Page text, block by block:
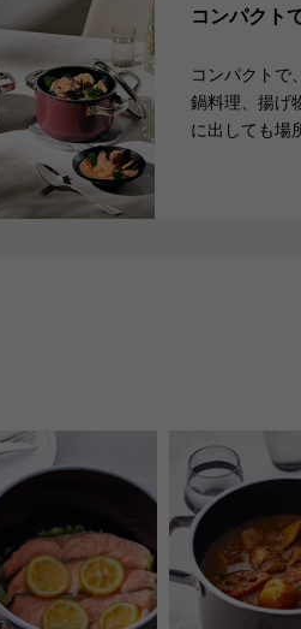
かな表面
コンパクト
コンパクトで
鍋料理、揚げ
に出しても場